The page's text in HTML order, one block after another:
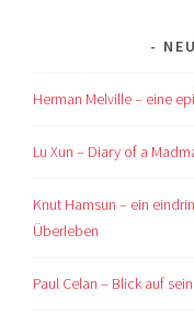
Herman Melville – eine
Lu Xun – Diary of a
Knut Hamsun – ein
Überleben
Paul Celan – Blick auf